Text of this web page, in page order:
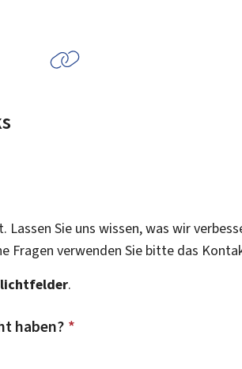
Sie uns wissen, was wir
Fragen verwenden Sie bitte das
.
haben? *